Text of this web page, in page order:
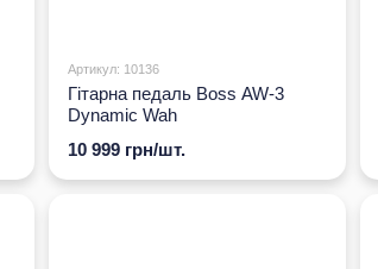
Артикул: 10136
Гітарна педаль Boss AW-3
Dynamic Wah
10 999 грн/шт.